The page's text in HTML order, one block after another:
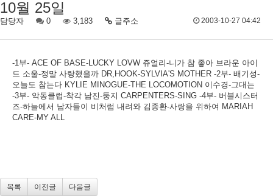
10월 25일
담당자 0 3,183 글주소 2003-10-27 04:42
-1부- ACE OF BASE-LUCKY LOVW 쥬얼리-니가 참 좋아 브라운 아이
드 소울-정말 사랑했을까 DR,HOOK-SYLVIA'S MOTHER -2부- 배기성-
오늘도 참는다 KYLIE MINOGUE-THE LOCOMOTION 이수경-그대는
-3부- 악동클럽-착각 남진-둥지 CARPENTERS-SING -4부- 버블시스터
즈-하늘에서 남자들이 비처럼 내려와 김종환-사랑을 위하여 MARIAH
CARE-MY ALL
목록 이전글 다음글